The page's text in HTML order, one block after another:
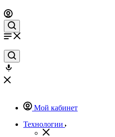
Мой кабинет
Технологии